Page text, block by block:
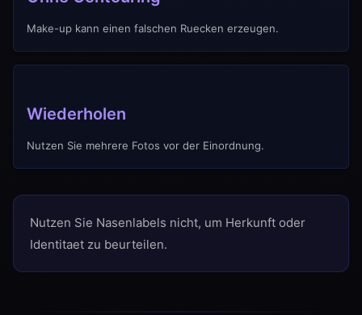
Make-up kann einen falschen Ruecken erzeugen.
Wiederholen
Nutzen Sie mehrere Fotos vor der Einordnung.
Nutzen Sie Nasenlabels nicht, um Herkunft oder
Identitaet zu beurteilen.